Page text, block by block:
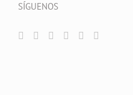
SÍGUENOS